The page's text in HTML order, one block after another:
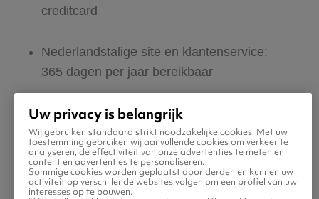
creditcard
Nederlandstalige site en klantenservice:
365 dagen per jaar bereikbaar
Zeker van veilig boeken en betalen
Boek ook direct een hotel of huurauto voor
in Ipatinga
Uw privacy is belangrijk
Wij gebruiken standaard strikt noodzakelijke cookies. Met uw
toestemming gebruiken wij aanvullende cookies om verkeer te
analyseren, de effectiviteit van onze advertenties te meten en
content en advertenties te personaliseren.
Sommige cookies worden geplaatst door derden en kunnen uw
activiteit op verschillende websites volgen om een profiel van uw
interesses op te bouwen.